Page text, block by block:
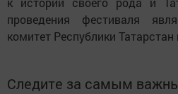
проведения фестиваля
комитет Республики
Следите за самым